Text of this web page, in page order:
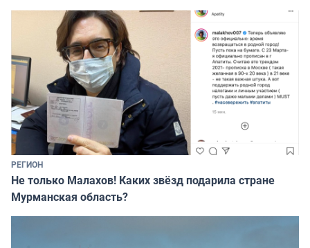
РЕГИОН
Не только Малахов! Каких звёзд подарила стране
Мурманская область?